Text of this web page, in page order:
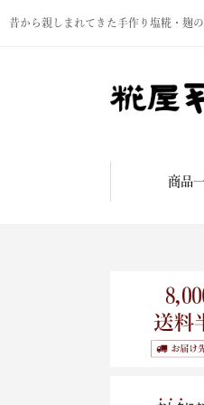
昔から親しまれてきた手作り塩糀・麹
商品